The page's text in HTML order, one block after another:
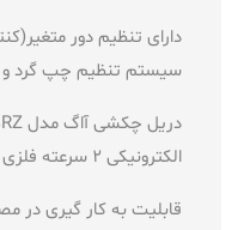
دارای تنظیم دور
سیستم تنظیم چپ گرد و
الکترونیکی 2 سرعته فلزی با استحکام بالا می باشد
قابلیت به کار گیری در